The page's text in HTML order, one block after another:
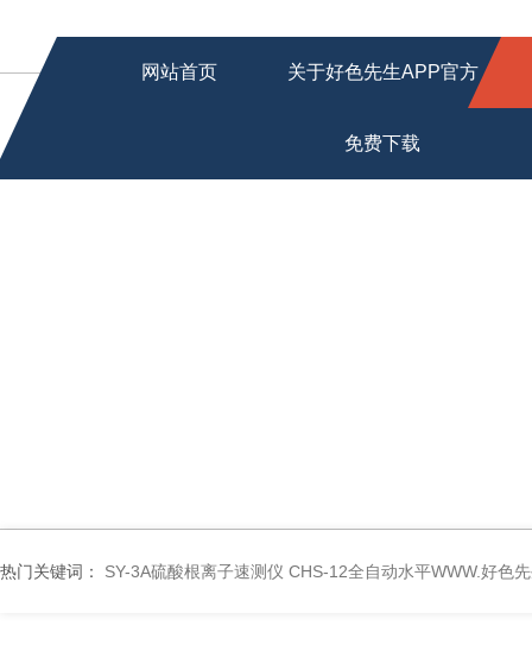
网站首页 关于好色先生APP官方
免费下载
热门关键词： SY-3A硫酸根离子速测仪 CHS-12全自动水平WWW.好色